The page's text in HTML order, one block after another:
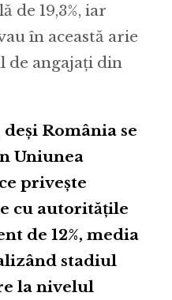
de 19,3%, iar
în această arie
de angajați din
România se
Uniunea
privește
cu autoritățile
de 12%, media
stadiul
la nivelul